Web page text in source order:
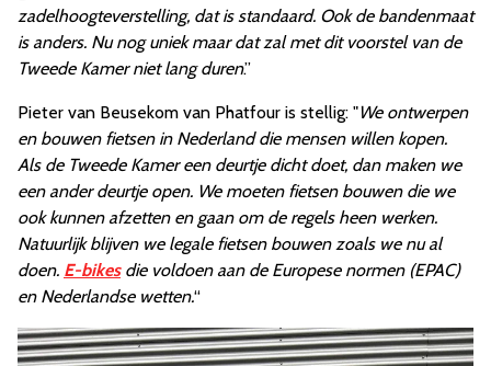
zadelhoogteverstelling, dat is standaard. Ook de bandenmaat
is anders. Nu nog uniek maar dat zal met dit voorstel van de
Tweede Kamer niet lang duren.”
Pieter van Beusekom van Phatfour is stellig: "We ontwerpen
en bouwen fietsen in Nederland die mensen willen kopen.
Als de Tweede Kamer een deurtje dicht doet, dan maken we
een ander deurtje open. We moeten fietsen bouwen die we
ook kunnen afzetten en gaan om de regels heen werken.
Natuurlijk blijven we legale fietsen bouwen zoals we nu al
doen. E-bikesdie voldoen aan de Europese normen (EPAC)
en Nederlandse wetten.“